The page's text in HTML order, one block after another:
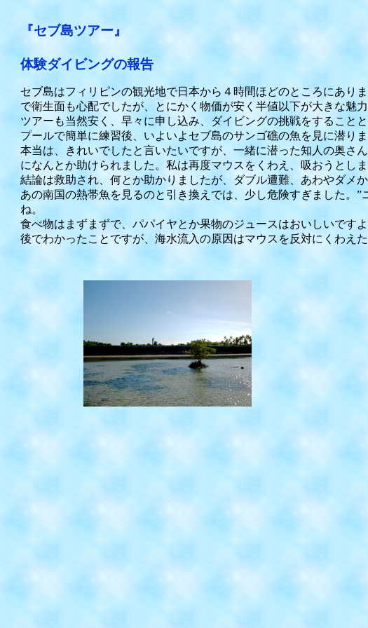
『セブ島ツアー』
体験ダイビングの報告
セブ島はフィリピンの観光地で日本から４時間ほどのところにあり
で衛生面も心配でしたが、とにかく物価が安く半値以下が大きな魅力
ツアーも当然安く、早々に申し込み、ダイビングの挑戦をすることと
プールで簡単に練習後、いよいよセブ島のサンゴ礁の魚を見に潜りま
本当は、きれいでしたと言いたいですが、一緒に潜った知人の奥さ
になんとか助けられました。私は再度マウスをくわえ、吸おうとし
結論は救助され、何とか助かりましたが、ダブル遭難、あわやダメか
あの南国の熱帯魚を見るのと引き換えでは、少し危険すぎました。
ね。
食べ物はまずまずで、パパイヤとか果物のジュースはおいしいですよ
後でわかったことですが、海水流入の原因はマウスを反対にくわえた